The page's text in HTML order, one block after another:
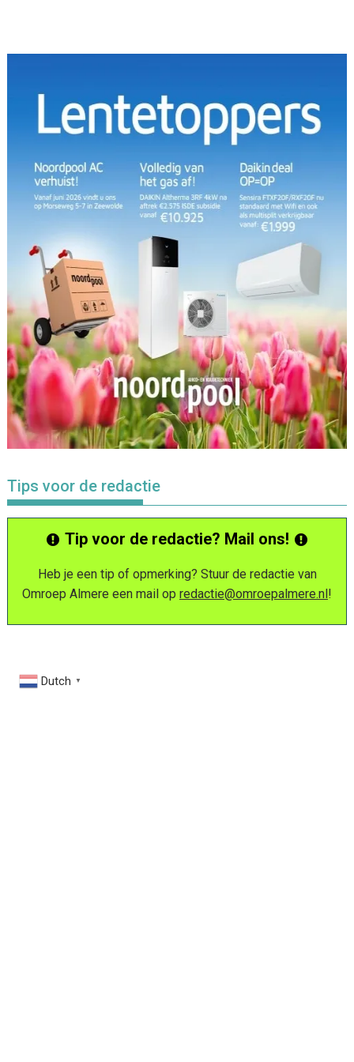
Tips voor de redactie
Tip voor de redactie? Mail ons!
Heb je een tip of opmerking? Stuur de redactie van
Omroep Almere een mail op redactie@omroepalmere.nl!
Dutch ▼